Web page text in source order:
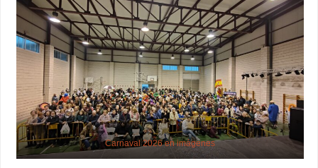
Carnaval 2026 en imágenes